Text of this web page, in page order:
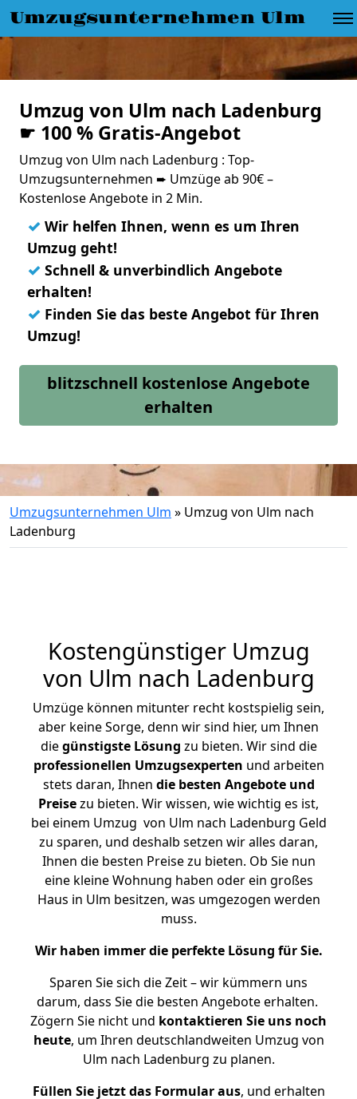
Umzugsunternehmen Ulm
Umzug von Ulm nach Ladenburg
☛ 100 % Gratis-Angebot
Umzug von Ulm nach Ladenburg : Top-
Umzugsunternehmen ➨ Umzüge ab 90€ –
Kostenlose Angebote in 2 Min.
✓ Wir helfen Ihnen, wenn es um Ihren
Umzug geht!
✓ Schnell & unverbindlich Angebote
erhalten!
✓ Finden Sie das beste Angebot für Ihren
Umzug!
blitzschnell kostenlose Angebote
erhalten
Umzugsunternehmen Ulm » Umzug von Ulm nach
Ladenburg
Kostengünstiger Umzug
von Ulm nach Ladenburg
Umzüge können mitunter recht kostspielig sein,
aber keine Sorge, denn wir sind hier, um Ihnen
diegünstigste Lösung zu bieten. Wir sind die
professionellen Umzugsexperten und arbeiten
stets daran, Ihnen die besten Angebote und
Preisezu bieten. Wir wissen, wie wichtig es ist,
bei einem Umzug von Ulm nach Ladenburg Geld
zu sparen, und deshalb setzen wir alles daran,
Ihnen die besten Preise zu bieten. Ob Sie nun
eine kleine Wohnung haben oder ein großes
Haus in Ulm besitzen, was umgezogen werden
muss.
Wir haben immer die perfekte Lösung für Sie.
Sparen Sie sich die Zeit – wir kümmern uns
darum, dass Sie die besten Angebote erhalten.
Zögern Sie nicht und kontaktieren Sie uns noch
heute, um Ihren deutschlandweiten Umzug von
Ulm nach Ladenburg zu planen.
Füllen Sie jetzt das Formular aus, und erhalten